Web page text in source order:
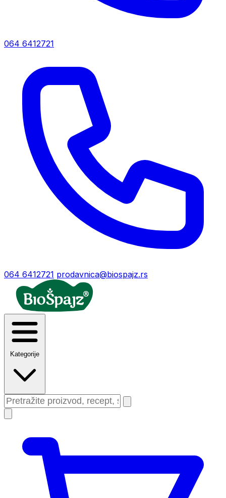
064 6412721
064 6412721 prodavnica@biospajz.rs
Kategorije